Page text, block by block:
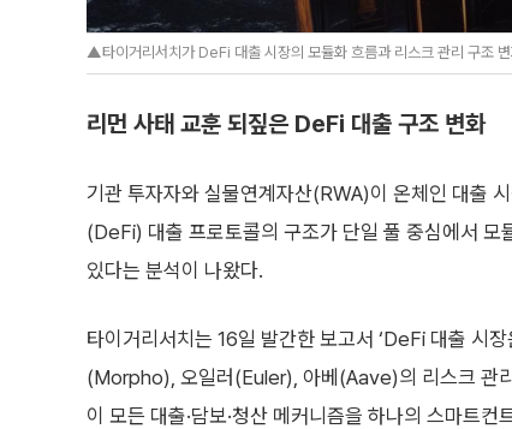
▲타이거리서치가 DeFi 대출 시장의 모듈화 흐름과 리스크 관리 구조
리먼 사태 교훈 되짚은 DeFi 대출 구조 변화
기관 투자자와 실물연계자산(RWA)이 온체인 대출
(DeFi) 대출 프로토콜의 구조가 단일 풀 중심에서 모
있다는 분석이 나왔다.
타이거리서치는 16일 발간한 보고서 ‘DeFi 대출 시
(Morpho), 오일러(Euler), 아베(Aave)의 리스크 관
이 모든 대출·담보·청산 메커니즘을 하나의 스마트